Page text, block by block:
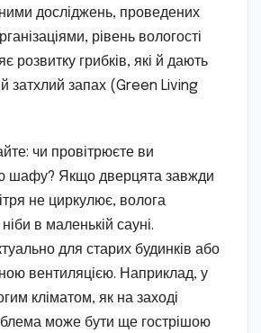
досліджень, проведених
рівень вологості
розвитку грибків, які й дають
затхлий запах (Green Living
чи провітрюєте ви
шафу? Якщо дверцята завжди
не циркулює, волога
в маленькій сауні.
для старих будинків або
вентиляцією. Наприклад, у
кліматом, як на заході
може бути ще гострішою